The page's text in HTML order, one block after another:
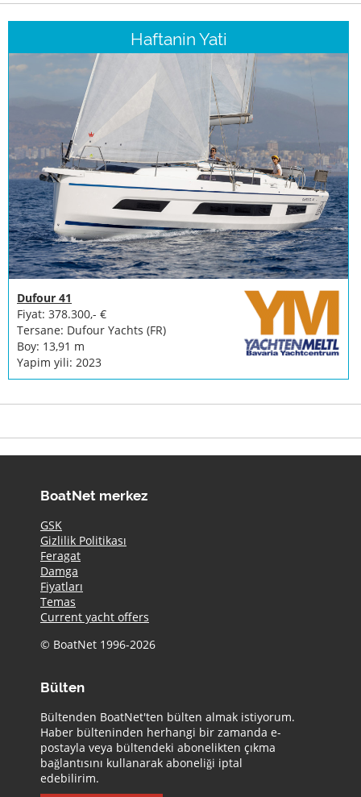
Haftanin Yati
Dufour 41
Fiyat: 378.300,- €
Tersane: Dufour Yachts (FR)
Boy: 13,91 m
Yapim yili: 2023
BoatNet merkez
GSK
Gizlilik Politikası
Feragat
Damga
Fiyatları
Temas
Current yacht offers
© BoatNet 1996-2026
Bülten
Bültenden BoatNet'ten bülten almak istiyorum.
Haber bülteninden herhangi bir zamanda e-
postayla veya bültendeki abonelikten çıkma
bağlantısını kullanarak aboneliği iptal
edebilirim.